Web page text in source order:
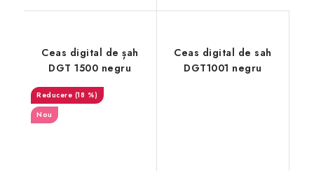
Ceas digital de șah
DGT 1500 negru
(18 %)
Nou
Ceas digital de sah
DGT1001 negru